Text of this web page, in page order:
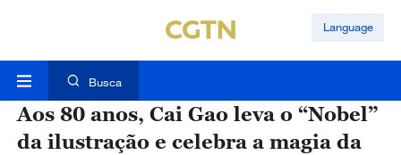
Language
Busca
Aos 80 anos, Cai Gao leva o “Nobel”
da ilustração e celebra a magia da